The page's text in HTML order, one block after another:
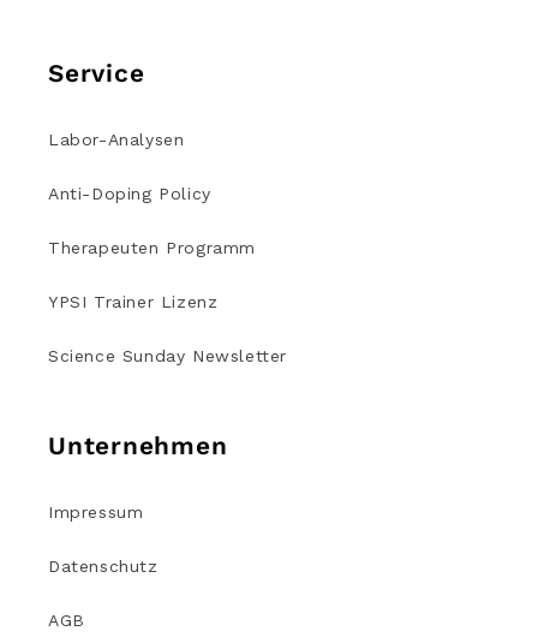
Service
Labor-Analysen
Anti-Doping Policy
Therapeuten Programm
YPSI Trainer Lizenz
Science Sunday Newsletter
Unternehmen
Impressum
Datenschutz
AGB